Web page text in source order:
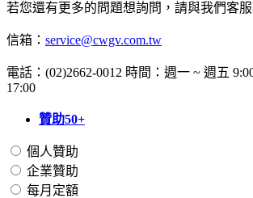
若您還有更多的問題想詢問，請與我們客服
信箱： service@cwgv.com.tw
電話：(02)2662-0012 時間：週一 ~ 週五
17:00
贊助50+
個人贊助
企業贊助
每月定額